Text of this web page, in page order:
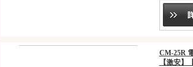
CM-25R
【激安】